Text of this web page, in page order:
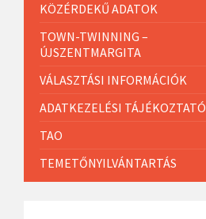
KÖZÉRDEKŰ ADATOK
TOWN-TWINNING –
ÚJSZENTMARGITA
VÁLASZTÁSI INFORMÁCIÓK
ADATKEZELÉSI TÁJÉKOZTATÓ
TAO
TEMETŐNYILVÁNTARTÁS